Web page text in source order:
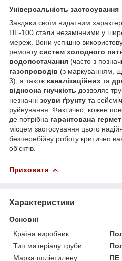
Універсальність застосування
Завдяки своїм видатним
ПЕ-100 стали незамінними у
мереж. Вони успішно
ремонту систем холодного
водопостачання (часто з
газопроводів (з маркуванням,
3), а також каналізаційних та
відносна гнучкість дозволяє
незначні зсуви ґрунту та
руйнування. Фактично, кожен
де потрібна гарантована
місцем застосування цього
безперебійну роботу критично
об'єктів.
Приховати
Характеристики
Основні
Країна виробник
Тип матеріалу труби
Марка поліетилену
ПЕ